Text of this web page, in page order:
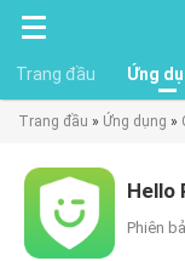
Trang đầu
Ứng
Trang đầu » Ứng dụng »
Hello
Phiên